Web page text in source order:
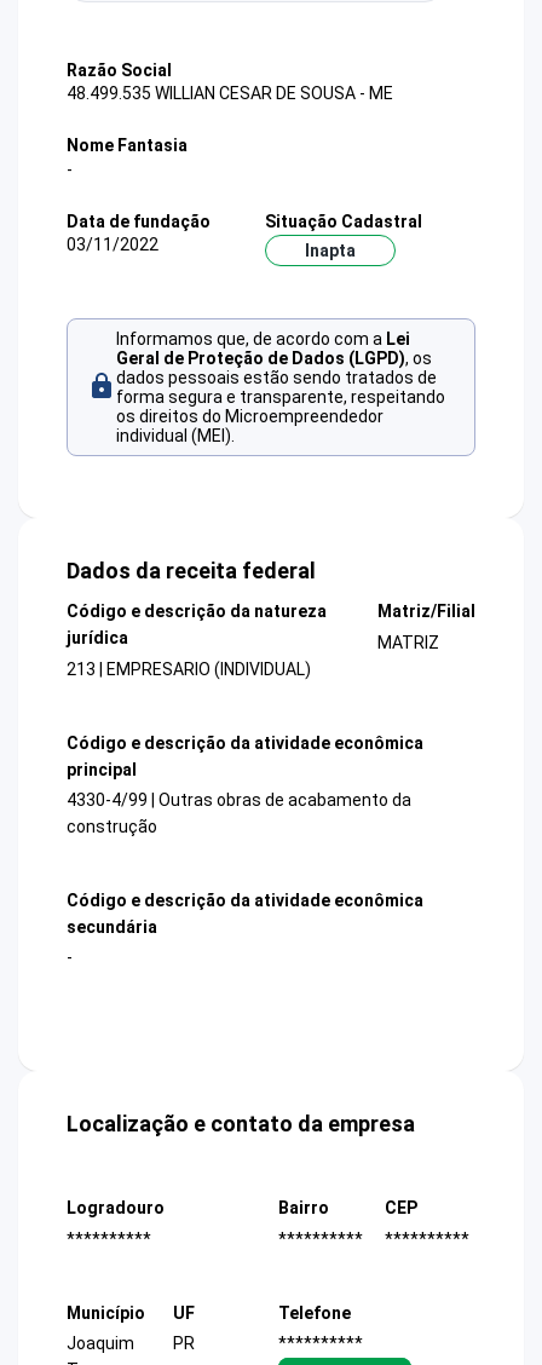
Razão Social
48.499.535 WILLIAN CESAR DE SOUSA - ME
Nome Fantasia
-
Data de fundação
03/11/2022
Situação Cadastral
Inapta
Informamos que, de acordo com a Lei
Geral de Proteção de Dados (LGPD), os
dados pessoais estão sendo tratados de
forma segura e transparente, respeitando
os direitos do Microempreendedor
individual (MEI).
Dados da receita federal
Código e descrição da natureza
jurídica
213 | EMPRESARIO (INDIVIDUAL)
Matriz/Filial
MATRIZ
Código e descrição da atividade econômica
principal
4330-4/99 | Outras obras de acabamento da
construção
Código e descrição da atividade econômica
secundária
-
Localização e contato da empresa
Logradouro
**********
Bairro
**********
CEP
**********
Município
Joaquim
UF
PR
Telefone
**********